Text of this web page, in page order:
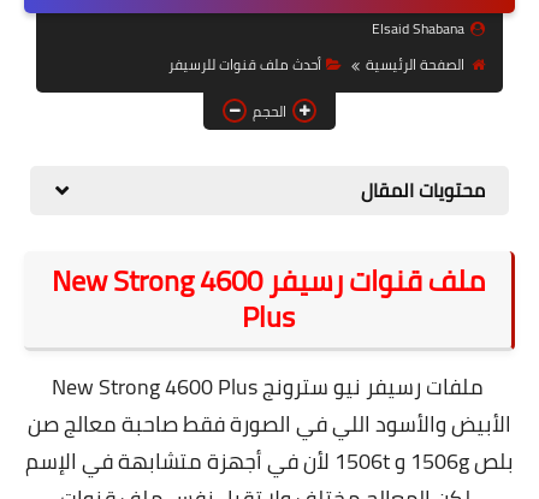
تحديث الرسيفرات
أنظمة تشغيل Windows
حماية
أدوات كهربائية
قوالب وشروحات بلوجر
Elsaid Shabana
الصفحة الرئيسية
أحدث ملف قنوات للرسيفر
الحجم
محتويات المقال
ملف قنوات رسيفر New Strong 4600
Plus
ملفات رسيفر نيو سترونج New Strong 4600 Plus
الأبيض والأسود اللي في الصورة فقط صاحبة معالج صن
بلص 1506g و 1506t لأن في أجهزة متشابهة في الإسم